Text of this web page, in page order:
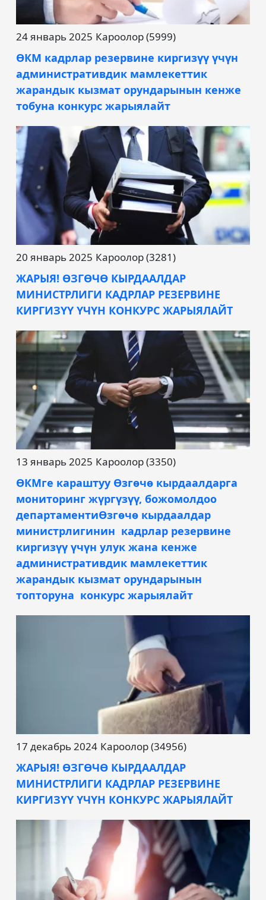
24 январь 2025 Кароолор (5999)
ӨКМ кадрлар резервине киргизүү үчүн
административдик мамлекеттик
жарандык кызмат орундарынын кенже
тобуна конкурс жарыялайт
20 январь 2025 Кароолор (3281)
ЖАРЫЯ! ӨЗГӨЧӨ КЫРДААЛДАР
МИНИСТРЛИГИ КАДРЛАР РЕЗЕРВИНЕ
КИРГИЗҮҮ ҮЧҮН КОНКУРС ЖАРЫЯЛАЙТ
13 январь 2025 Кароолор (3350)
ӨКМге караштуу Өзгөчө кырдаалдарга
мониторинг жүргүзүү, божомолдоо
департаментиӨзгөчө кырдаалдар
министрлигинин кадрлар резервине
киргизүү үчүн улук жана кенже
административдик мамлекеттик
жарандык кызмат орундарынын
топторуна конкурс жарыялайт
17 декабрь 2024 Кароолор (34956)
ЖАРЫЯ! ӨЗГӨЧӨ КЫРДААЛДАР
МИНИСТРЛИГИ КАДРЛАР РЕЗЕРВИНЕ
КИРГИЗҮҮ ҮЧҮН КОНКУРС ЖАРЫЯЛАЙТ